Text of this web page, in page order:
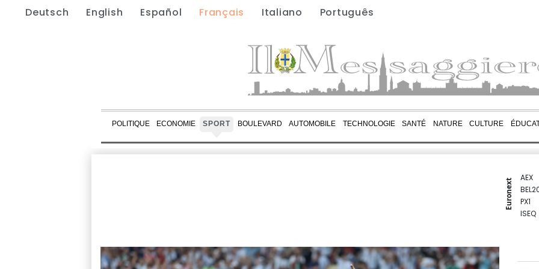
Deutsch English Español Français Italiano Português
POLITIQUE ECONOMIE SPORT BOULEVARD AUTOMOBILE TECHNOLOGIE SANTÉ NATURE CULTURE
Euronext
AEX
PX1
ISEQ